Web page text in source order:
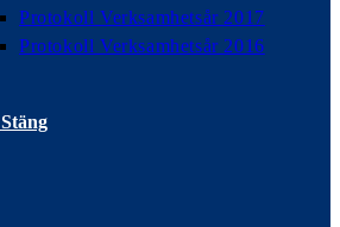
Protokoll Verksamhetsår 2017
Protokoll Verksamhetsår 2016
Stäng